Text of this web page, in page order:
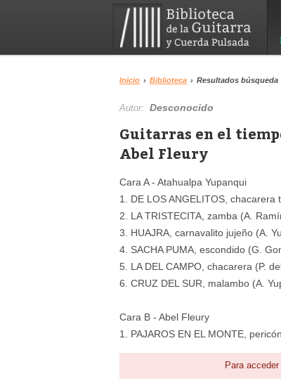
Inicio › Biblioteca › Resultados búsqueda
Autor:Desconocido
Guitarras en el
Abel Fleury
Cara A - Atahualpa Yupanqui
1. DE LOS ANGELITOS, chacarera
2. LA TRISTECITA, zamba (A.
3. HUAJRA, carnavalito jujeño (A.
4. SACHA PUMA, escondido (G.
5. LA DEL CAMPO, chacarera (P.
6. CRUZ DEL SUR, malambo (A.
Cara B - Abel Fleury
1. PAJAROS EN EL MONTE, pericón
Para